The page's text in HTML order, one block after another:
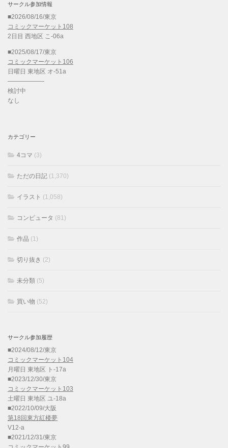
サークル参加情報
■2026/08/16/東京
コミックマーケット108
2日目 西地区 こ-06a
■2025/08/17/東京
コミックマーケット106
日曜日 東地区 オ-51a
——————
検討中
なし
カテゴリー
4コマ (3)
ただの日記 (1,370)
イラスト (1,058)
コンピュータ (81)
作品 (1)
切り抜き (2)
未分類 (5)
買い物 (52)
サークル参加履歴
■2024/08/12/東京
コミックマーケット104
月曜日 東地区 ト-17a
■2023/12/30/東京
コミックマーケット103
土曜日 東地区 ユ-18a
■2022/10/09/大阪
第18回東方紅楼夢
V12-a
■2021/12/31/東京